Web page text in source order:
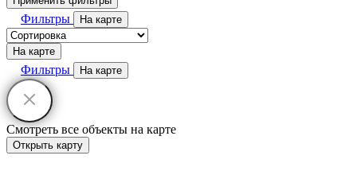
Фильтры На карте
На карте
Фильтры На карте
Смотреть все объекты на карте
Открыть карту